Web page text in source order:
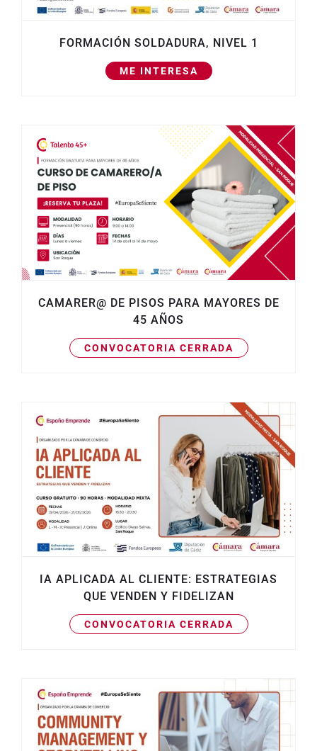
FORMACIÓN SOLDADURA, NIVEL 1
ME INTERESA
CAMARER@ DE PISOS PARA MAYORES DE
45 AÑOS
CONVOCATORIA CERRADA
IA APLICADA AL CLIENTE: ESTRATEGIAS
QUE VENDEN Y FIDELIZAN
CONVOCATORIA CERRADA